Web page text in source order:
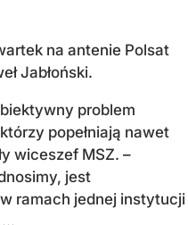
na antenie Polsat
Jabłoński.
problem
popełniają nawet
wiceszef MSZ. –
jest
ramach jednej instytucji